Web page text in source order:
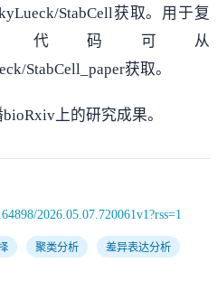
StabCell获取。用于复
代码可从
StabCell_paper获取。
上的研究成果。
2026.05.07.720061v1?rss=1
聚类分析 差异表达分析